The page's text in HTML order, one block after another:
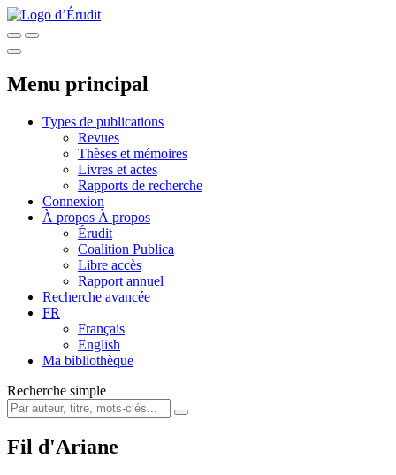
Menu principal
Types de publications
Revues
Thèses et mémoires
Livres et actes
Rapports de recherche
Connexion
À propos À propos
Érudit
Coalition Publica
Libre accès
Rapport annuel
Recherche avancée
FR
Français
English
Ma bibliothèque
Recherche simple
Fil d'Ariane